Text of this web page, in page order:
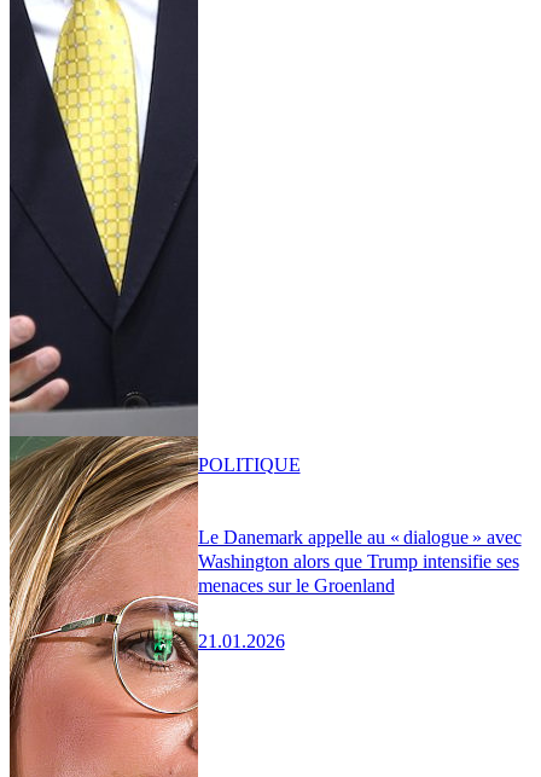
Le Danemark appelle au « dialogue » avec
Washington alors que Trump intensifie ses
menaces sur le Groenland
21.01.2026
POLITIQUE